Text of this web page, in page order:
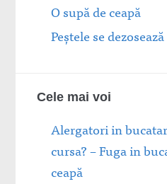
O supă de ceapă
Peștele se
Cele mai voi
Alergatori in
cursa? – Fuga in
ceapă